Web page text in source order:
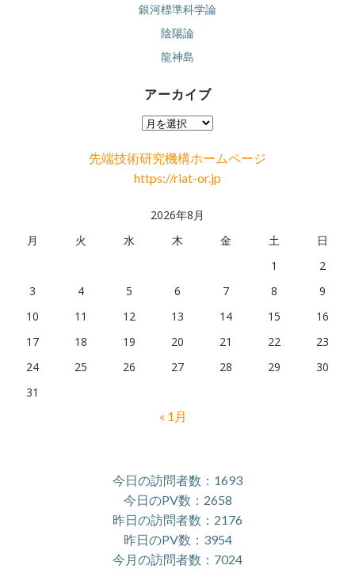
銀河標準科学論
陰陽論
龍神島
アーカイブ
ア
カ
イ
先端技術研究機構ホームページ
https://riat-or.jp
2026年8月
月
火 水 木 金 土
日
1
2
3
4 5 6 7 8
9
10
11 12 13 14 15
16
17
18 19 20 21 22
23
24
25 26 27 28 29
30
31
« 1月
今日の訪問者数：1693
今日のPV数：2658
昨日の訪問者数：2176
昨日のPV数：3954
今月の訪問者数：7024